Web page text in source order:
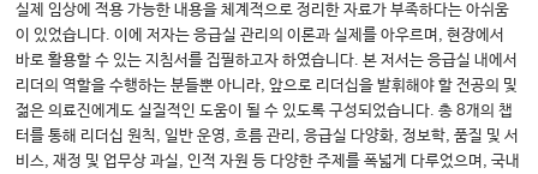
실제 임상에 적용 가능한 내용을 체계적으로 정리한 자료가 부족하다는 아쉬움
이 있었습니다. 이에 저자는 응급실 관리의 이론과 실제를 아우르며, 현장에서
바로 활용할 수 있는 지침서를 집필하고자 하였습니다. 본 저서는 응급실 내에서
리더의 역할을 수행하는 분들뿐 아니라, 앞으로 리더십을 발휘해야 할 전공의 및
젊은 의료진에게도 실질적인 도움이 될 수 있도록 구성되었습니다. 총 8개의 챕
터를 통해 리더십 원칙, 일반 운영, 흐름 관리, 응급실 다양화, 정보학, 품질 및 서
비스, 재정 및 업무상 과실, 인적 자원 등 다양한 주제를 폭넓게 다루었으며, 국내